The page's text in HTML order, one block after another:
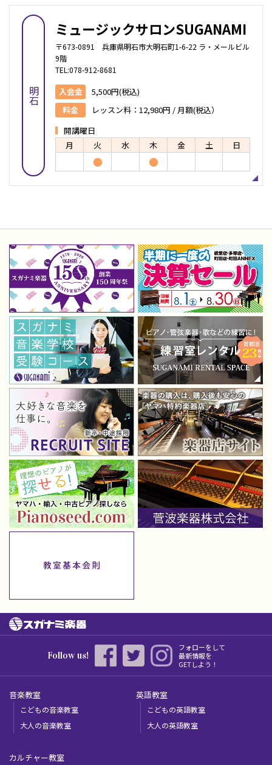
明石
ミュージックサロンSUGANAMI
〒673-0891 兵庫県明石市大明石町1-6-22 ラ・メールビル
9階
TEL:078-912-8681
入会金
5,500円(税込)
料金
レッスン料：12,980円 / 月額(税込）
開講曜日
月
火 水 木 金 土 日
● ●
Follow us!
フォローをして
最新情報を
GETしよう！
音楽教室
こどもの音楽教室
大人の音楽教室
英語教室
こどもの英語教室
大人の英語教室
カルチャー教室